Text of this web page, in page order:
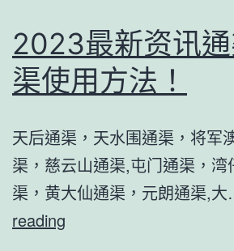
使
用
通
工
具
通
2023最新资讯
渠使用方法！
天后通渠，天水围通渠，将军
渠，慈云山通渠,屯门通渠，湾
渠，黄大仙通渠，元朗通渠,
reading